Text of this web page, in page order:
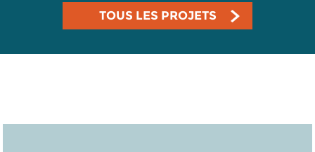
TOUS LES PROJETS